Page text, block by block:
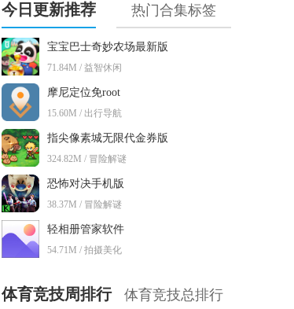
今日更新推荐 热门合集标签
宝宝巴士奇妙农场最新版
71.84M / 益智休闲
摩尼定位免root
15.60M / 出行导航
指尖像素城无限代金券版
324.82M / 冒险解谜
恐怖对决手机版
38.37M / 冒险解谜
轻相册管家软件
54.71M / 拍摄美化
体育竞技周排行 体育竞技总排行